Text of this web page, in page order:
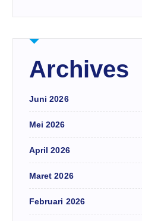
Archives
Juni 2026
Mei 2026
April 2026
Maret 2026
Februari 2026